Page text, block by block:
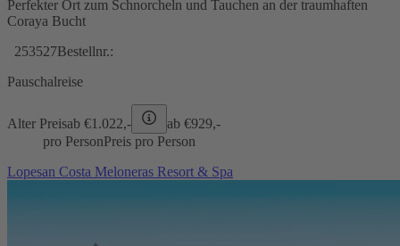
Perfekter Ort zum Schnorcheln und Tauchen an der traumhaften
Coraya Bucht
253527Bestellnr.:
Pauschalreise
Alter Preisab €1.022,- ab €929,-
pro PersonPreis pro Person
Lopesan Costa Meloneras Resort & Spa